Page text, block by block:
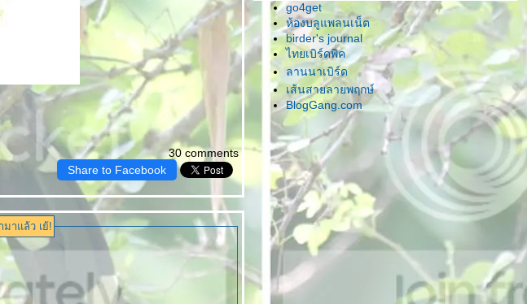
30 comments
Share to Facebook
มาแล้ว เย้!
go4get
ห้องบลูแพลนเน็ต
birder's journal
ไทยเบิร์ดพิค
ลานนาเบิร์ด
เส้นสายลายพฤกษ์
BlogGang.com